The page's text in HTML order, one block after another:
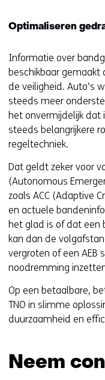
(
e
r
w
i
j
s
t
a
a
r
e
e
n
a
n
d
e
r
e
Optimaliseren
Informatie over
beschikbaar
de veiligheid. Auto’s
steeds meer
het onvermijdelijk dat
steeds belangrijkere
regeltechniek.
Dat geldt zeker voor
(Autonomous
zoals ACC (Adaptive
en actuele
het glad is of dat een
kan dan de
vergroten of een AEB
noodremming
Op een betaalbare,
TNO in slimme
duurzaamheid en
Neem